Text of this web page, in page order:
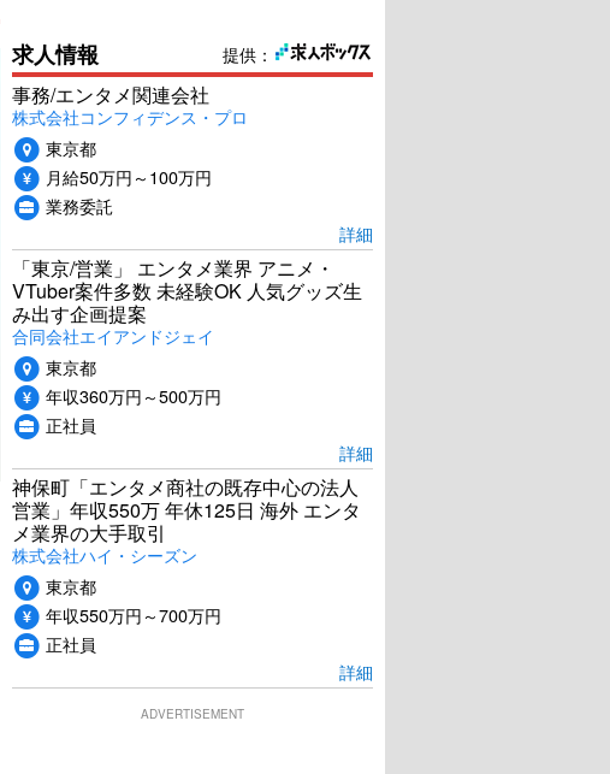
提供：
求人情報
事務/エンタメ関連会社
株式会社コンフィデンス・プロ
東京都
月給50万円～100万円
業務委託
詳細
「東京/営業」 エンタメ業界 アニメ・
VTuber案件多数 未経験OK 人気グッズ生
み出す企画提案
合同会社エイアンドジェイ
東京都
年収360万円～500万円
正社員
詳細
神保町「エンタメ商社の既存中心の法人
営業」年収550万 年休125日 海外 エンタ
メ業界の大手取引
株式会社ハイ・シーズン
東京都
年収550万円～700万円
正社員
詳細
ADVERTISEMENT